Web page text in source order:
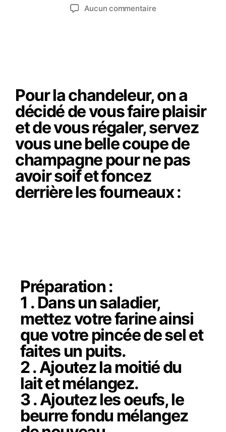
Aucun commentaire
Pour la chandeleur, on a
décidé de vous faire plaisir
et de vous régaler, servez
vous une belle coupe de
champagne pour ne pas
avoir soif et foncez
derrière les fourneaux :
Préparation :
1 . Dans un saladier,
mettez votre farine ainsi
que votre pincée de sel et
faites un puits.
2 . Ajoutez la moitié du
lait et mélangez.
3 . Ajoutez les oeufs, le
beurre fondu mélangez